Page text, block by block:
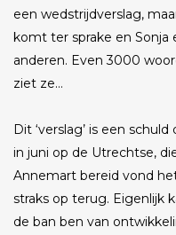
een wedstrijdverslag,
komt ter sprake en Sonja
anderen. Even 3000
ziet ze…
Dit ‘verslag’ is een
in juni op de Utrechtse,
Annemart bereid vond
straks op terug. Eigenlijk
de ban ben van